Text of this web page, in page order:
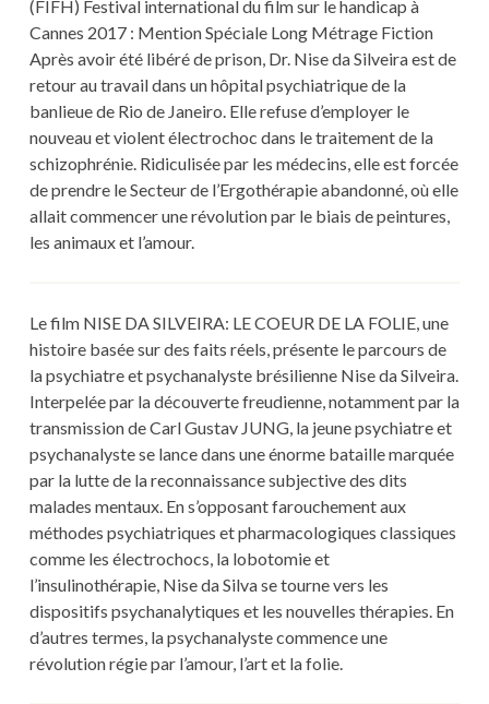
(FIFH) Festival international du film sur le handicap à
Cannes 2017 : Mention Spéciale Long Métrage Fiction
Après avoir été libéré de prison, Dr. Nise da Silveira est de
retour au travail dans un hôpital psychiatrique de la
banlieue de Rio de Janeiro. Elle refuse d’employer le
nouveau et violent électrochoc dans le traitement de la
schizophrénie. Ridiculisée par les médecins, elle est forcée
de prendre le Secteur de l’Ergothérapie abandonné, où elle
allait commencer une révolution par le biais de peintures,
les animaux et l’amour.
Le film NISE DA SILVEIRA: LE COEUR DE LA FOLIE, une
histoire basée sur des faits réels, présente le parcours de
la psychiatre et psychanalyste brésilienne Nise da Silveira.
Interpelée par la découverte freudienne, notamment par la
transmission de Carl Gustav JUNG, la jeune psychiatre et
psychanalyste se lance dans une énorme bataille marquée
par la lutte de la reconnaissance subjective des dits
malades mentaux. En s’opposant farouchement aux
méthodes psychiatriques et pharmacologiques classiques
comme les électrochocs, la lobotomie et
l’insulinothérapie, Nise da Silva se tourne vers les
dispositifs psychanalytiques et les nouvelles thérapies. En
d’autres termes, la psychanalyste commence une
révolution régie par l’amour, l’art et la folie.